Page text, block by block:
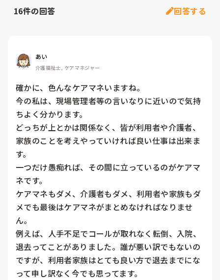
16件の回答 回答する
あい
介護福祉士, ケアマネジャー
確かに、色んなケアマネいますね。
今の私は、現場管理者等の言いなりに近いので気持
ちよく分かります。
どっちが上とかは関係なく、皆が利用者や介護者、
家族のことを考えやっていければ良い仕事は出来ま
す。
一つだけ愚痴れば、その間に立っているのがケアマ
ネです。
ケアマネもダメ、介護者もダメ、利用者や家族もダ
メでも最後はケアマネがまとめなければなりませ
ん。
例えば、人手不足でコールが取れなく転倒、入院、
退去ってことがありました。誰が悪い訳でもないの
ですが、利用者家族はとても良い方で退去までにな
って申し訳なく今でも思ってます。